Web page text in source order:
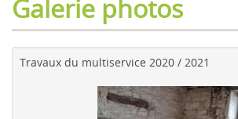
Galerie photos
Travaux du multiservice 2020 / 2021